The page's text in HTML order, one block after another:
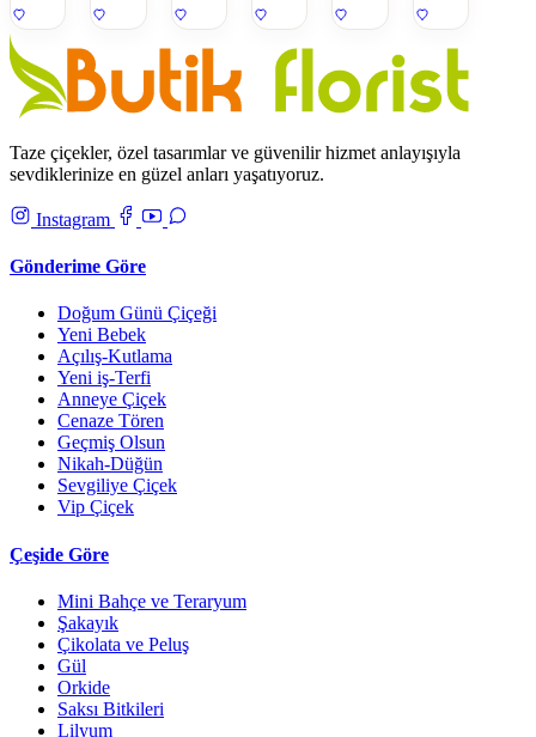
Taze çiçekler, özel tasarımlar ve güvenilir hizmet anlayışıyla
sevdiklerinize en güzel anları yaşatıyoruz.
Instagram
Gönderime Göre
Doğum Günü Çiçeği
Yeni Bebek
Açılış-Kutlama
Yeni iş-Terfi
Anneye Çiçek
Cenaze Tören
Geçmiş Olsun
Nikah-Düğün
Sevgiliye Çiçek
Vip Çiçek
Çeşide Göre
Mini Bahçe ve Teraryum
Şakayık
Çikolata ve Peluş
Gül
Orkide
Saksı Bitkileri
Lilyum